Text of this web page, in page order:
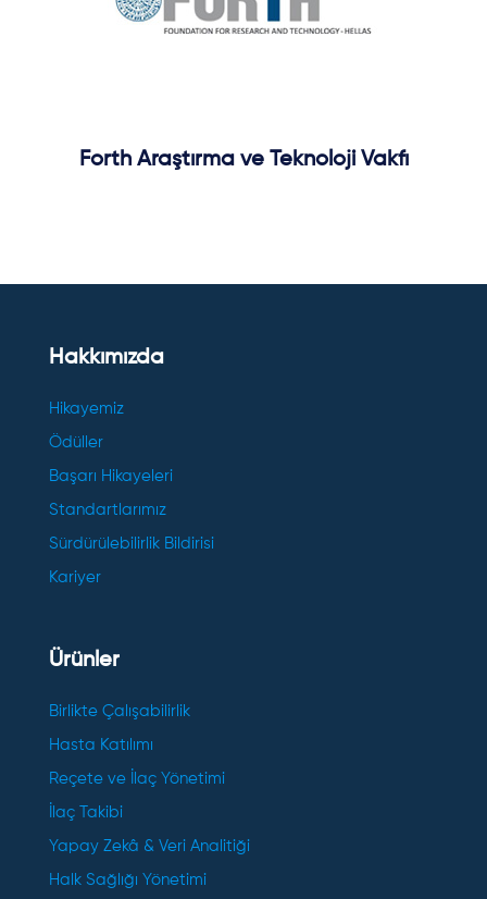
Forth Araştırma ve Teknoloji Vakfı
Hakkımızda
Hikayemiz
Ödüller
Başarı Hikayeleri
Standartlarımız
Sürdürülebilirlik Bildirisi
Kariyer
Ürünler
Birlikte Çalışabilirlik
Hasta Katılımı
Reçete ve İlaç Yönetimi
İlaç Takibi
Yapay Zekâ & Veri Analitiği
Halk Sağlığı Yönetimi